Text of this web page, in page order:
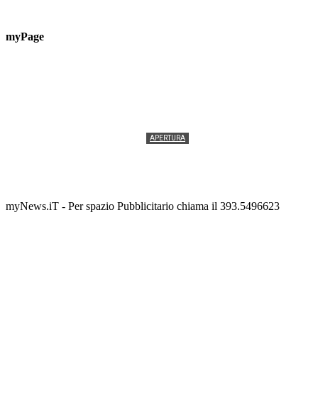
myPage
APERTURA
myNews.iT - Per spazio Pubblicitario chiama il 393.5496623